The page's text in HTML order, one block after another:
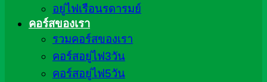
อยู่ไฟเรือนรดารมย์
คอร์สของเรา
รวมคอร์สของเรา
คอร์สอยู่ไฟ3วัน
คอร์สอยู่ไฟ5วัน